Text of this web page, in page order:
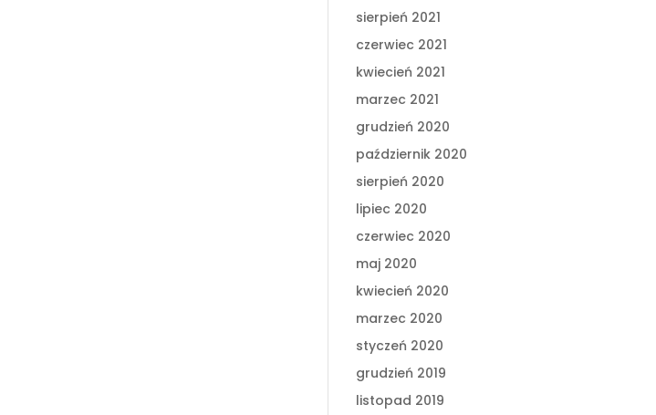
sierpień 2021
czerwiec 2021
kwiecień 2021
marzec 2021
grudzień 2020
październik 2020
sierpień 2020
lipiec 2020
czerwiec 2020
maj 2020
kwiecień 2020
marzec 2020
styczeń 2020
grudzień 2019
listopad 2019